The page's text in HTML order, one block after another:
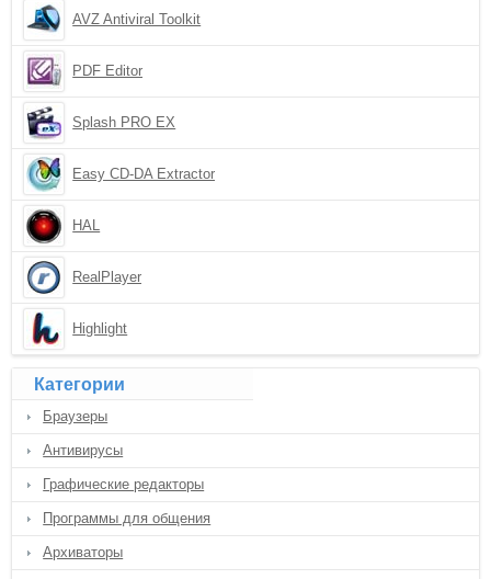
AVZ Antiviral Toolkit
PDF Editor
Splash PRO EX
Easy CD-DA Extractor
HAL
RealPlayer
Highlight
Категории
Браузеры
Антивирусы
Графические редакторы
Программы для общения
Архиваторы